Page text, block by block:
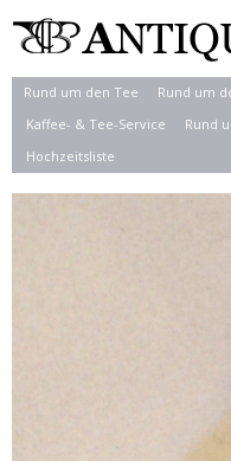
Rund um den Tee Rund um
Kaffee- & Tee-Service
Rund
Hochzeitsliste